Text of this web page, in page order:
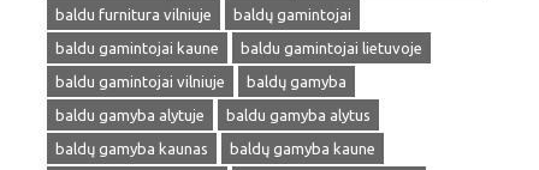
baldu furnitura vilniuje
baldų gamintojai
baldu gamintojai kaune
baldu gamintojai lietuvoje
baldu gamintojai vilniuje
baldų gamyba
baldu gamyba alytuje
baldu gamyba alytus
baldų gamyba kaunas
baldų gamyba kaune